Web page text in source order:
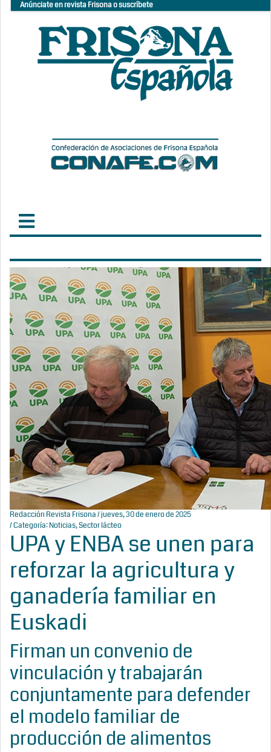
Anúnciate en revista Frisona o suscríbete
Redacción Revista Frisona/ jueves, 30 de enero de 2025
/ Categoría:Noticias,Sector lácteo
UPA y ENBA se unen para
reforzar la agricultura y
ganadería familiar en
Euskadi
Firman un convenio de
vinculación y trabajarán
conjuntamente para defender
el modelo familiar de
producción de alimentos